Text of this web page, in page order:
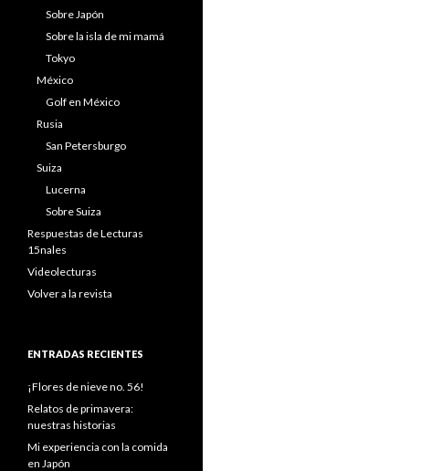
Sobre Japón
Sobre la isla de mi mamá
Tokyo
México
Golf en México
Rusia
San Petersburgo
Suiza
Lucerna
Sobre Suiza
Respuestas de Lecturas
15nales
Videolecturas
Volver a la revista
ENTRADAS RECIENTES
¡Flores de nieve no. 56!
Relatos de primavera:
nuestras historias
Mi experiencia con la comida
en Japón